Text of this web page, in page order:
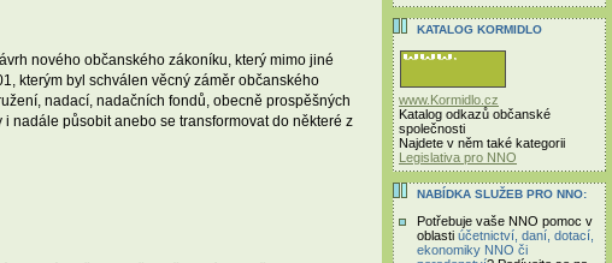
nového občanského zákoníku, který mimo jiné
kterým byl schválen věcný záměr občanského
nadací, nadačních fondů, obecně prospěšných
nadále působit anebo se transformovat do některé z
KATALOG KORMIDLO
www.Kormidlo.cz
Katalog odkazů občanské
společnosti
Najdete v něm také kategorii
Legislativa pro NNO
NABÍDKA SLUŽEB PRO NNO:
Potřebuje vaše NNO pomoc v
oblasti účetnictví, daní, dotací,
ekonomiky NNO či